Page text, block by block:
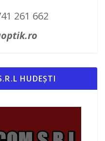
261 662
HUDEȘTI